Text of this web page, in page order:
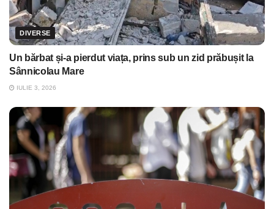
DIVERSE
Un bărbat și-a pierdut viața, prins sub un zid prăbușit la
Sânnicolau Mare
IULIE 3, 2026